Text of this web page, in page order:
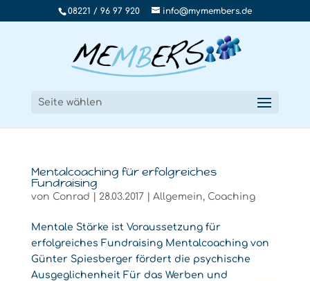
08221 / 96 97 920 info@mymembers.de
Seite wählen
Mentalcoaching für erfolgreiches
Fundraising
von Conrad 28.03.2017 Allgemein, Coaching
Mentale Stärke ist Voraussetzung für
erfolgreiches Fundraising Mentalcoaching von
Günter Spiesberger fördert die psychische
Ausgeglichenheit Für das Werben und